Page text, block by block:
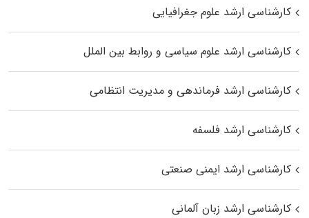
کارشناسی ارشد علوم جغرافیایی
کارشناسی ارشد علوم سیاسی و روابط بین الملل
کارشناسی ارشد فرماندهی و مدیریت انتظامی
کارشناسی ارشد فلسفه
کارشناسی ارشد ایمنی صنعتی
کارشناسی ارشد زبان آلمانی